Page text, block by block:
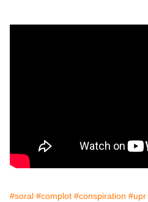
#soral #complot #conspiration #upr